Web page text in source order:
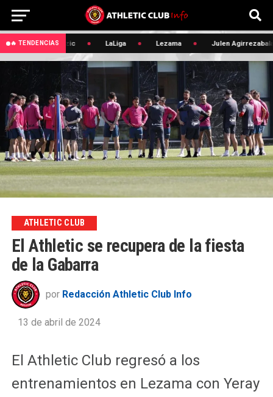
🔥 TENDENCIAS
🔥 Edin Terzic LaLiga Lezama Julen Agirrezabala
ATHLETIC CLUB
El Athletic se recupera de la fiesta
de la Gabarra
por Redacción Athletic Club Info
13 de abril de 2024
El Athletic Club regresó a los
entrenamientos en Lezama con Yeray